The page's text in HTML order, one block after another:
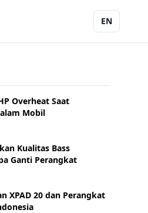
EN
Overheat Saat
Mobil
Kualitas Bass
Ganti Perangkat
XPAD 20 dan Perangkat